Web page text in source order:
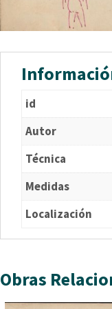
id
Autor
Técnica
Medidas
Localización
Obras